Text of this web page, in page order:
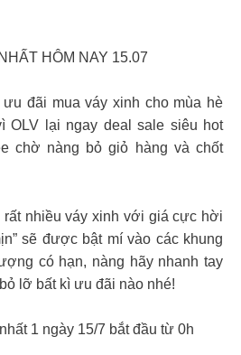
HÔM NAY 15.07
đãi mua váy xinh cho mùa hè
OLV lại ngay deal sale siêu hot
chờ nàng bỏ giỏ hàng và chốt
rất nhiều váy xinh với giá cực hời
sẽ được bật mí vào các khung
có hạn, nàng hãy nhanh tay
lỡ bất kì ưu đãi nào nhé!
1 ngày 15/7 bắt đầu từ 0h